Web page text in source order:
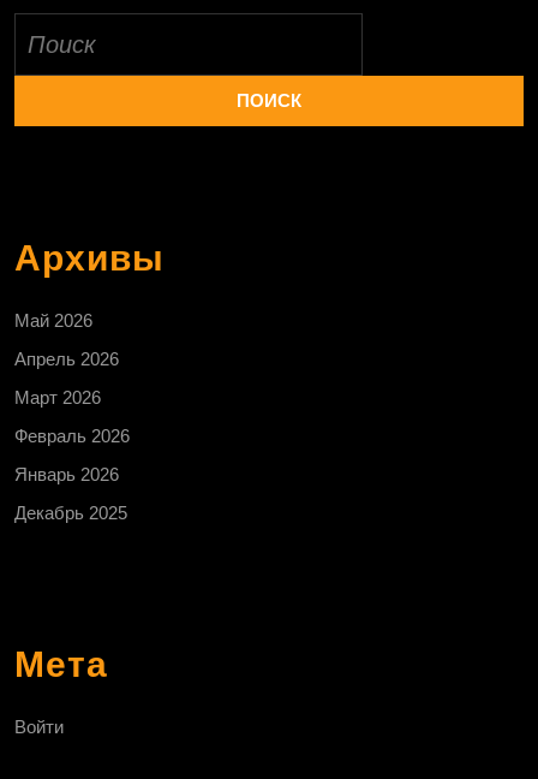
Архивы
Май 2026
Апрель 2026
Март 2026
Февраль 2026
Январь 2026
Декабрь 2025
Мета
Войти